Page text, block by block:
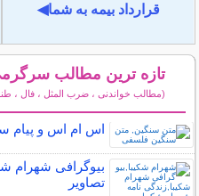
قرارداد بیمه به شما◀
تازه ترین مطالب
(مطالب خواندنی ، ضرب المثل ، فال ،
اس ام اس و پیام
بیوگرافی شهرام
تصاویر